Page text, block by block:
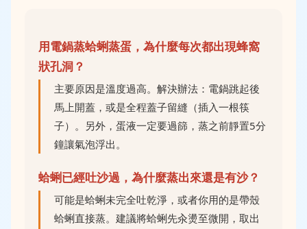
用電鍋蒸蛤蜊蒸蛋，為什麼每次都出現蜂窩
狀孔洞？
主要原因是溫度過高。解決辦法：電鍋跳起後
馬上開蓋，或是全程蓋子留縫（插入一根筷
子）。另外，蛋液一定要過篩，蒸之前靜置5分
鐘讓氣泡浮出。
蛤蜊已經吐沙過，為什麼蒸出來還是有沙？
可能是蛤蜊未完全吐乾淨，或者你用的是帶殼
蛤蜊直接蒸。建議將蛤蜊先汆燙至微開，取出